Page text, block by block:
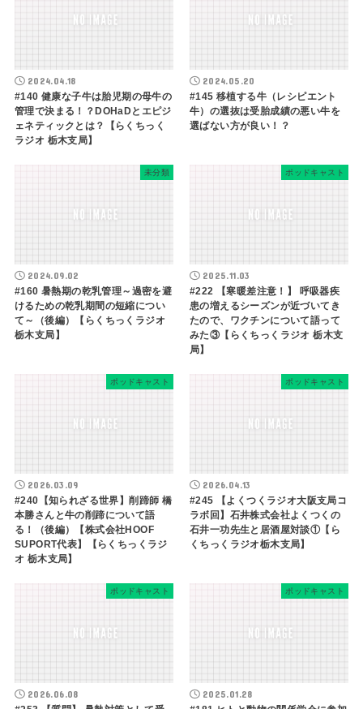
2024.04.18
#140 健康な子牛は胎児期の母牛の
管理で決まる！？DOHaDとエピジ
ェネティックとは？【らくちっく
ラジオ 栃木支局】
2024.05.20
#145 移植する牛（レシピエント
牛）の選抜は受胎成績の悪い牛を
選ばない方が良い！？
未分類
2024.09.02
#160 暑熱期の乾乳管理～過密を避
けるための乾乳期間の短縮につい
て～（後編）【らくちっくラジオ
栃木支局】
ポッドキャスト
2025.11.03
#222 【寒暖差注意！】 呼吸器疾
患の増えるシーズンが近づいてき
たので、ワクチンについて語って
みた③【らくちっくラジオ 栃木支
局】
ポッドキャスト
2026.03.09
#240【知られざる世界】削蹄師 橋
本勝さんと牛の削蹄について語
る！（後編）【株式会社HOOF
SUPORT代表】【らくちっくラジ
オ 栃木支局】
ポッドキャスト
2026.04.13
#245 【よくつくラジオ大阪支局コ
ラボ回】石井株式会社よくつくの
石井一功先生と居酒屋対談①【ら
くちっくラジオ栃木支局】
ポッドキャスト
2026.06.08
ポッドキャスト
2025.01.28